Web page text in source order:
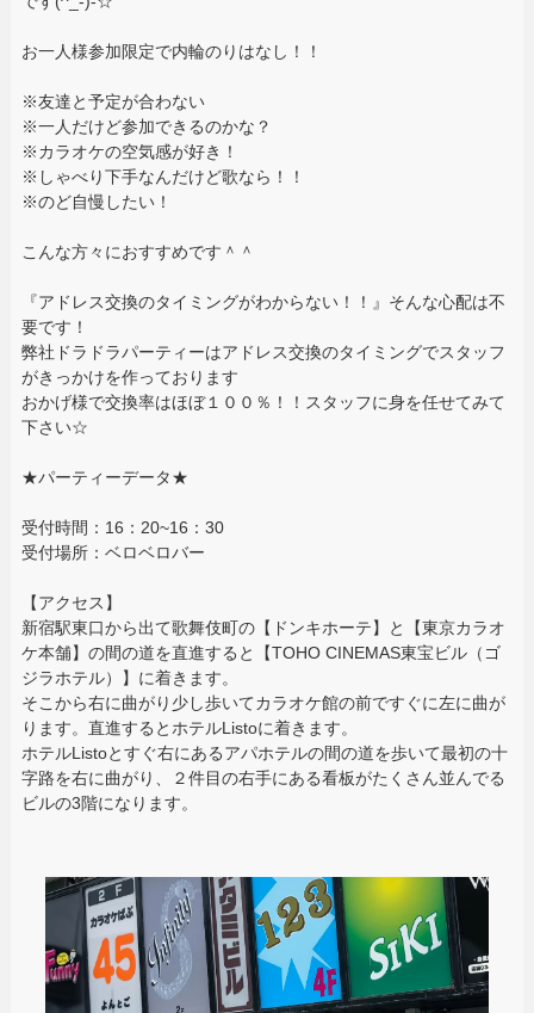
お一人様参加限定で内輪のりはなし！！
※友達と予定が合わない
※一人だけど参加できるのかな？
※カラオケの空気感が好き！
※しゃべり下手なんだけど歌なら！！
※のど自慢したい！
こんな方々におすすめです＾＾
『アドレス交換のタイミングがわからない！！』そんな心配は不
要です！
弊社ドラドラパーティーはアドレス交換のタイミングでスタッフ
がきっかけを作っております
おかげ様で交換率はほぼ１００％！！スタッフに身を任せてみて
下さい☆
★パーティーデータ★
受付時間：16：20~16：30
受付場所：ベロベロバー
【アクセス】
新宿駅東口から出て歌舞伎町の【ドンキホーテ】と【東京カラオ
ケ本舗】の間の道を直進すると【TOHO CINEMAS東宝ビル（ゴ
ジラホテル）】に着きます。
そこから右に曲がり少し歩いてカラオケ館の前ですぐに左に曲が
ります。直進するとホテルListoに着きます。
ホテルListoとすぐ右にあるアパホテルの間の道を歩いて最初の十
字路を右に曲がり、２件目の右手にある看板がたくさん並んでる
ビルの3階になります。